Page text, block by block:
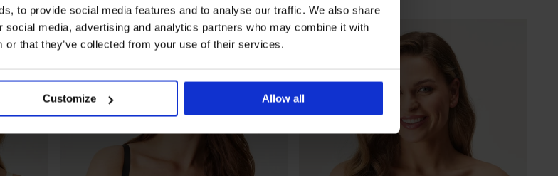
to provide social media features and to analyse our traffic. We also share
media, advertising and analytics partners who may combine it with
or that they’ve collected from your use of their services.
Customize Allow all